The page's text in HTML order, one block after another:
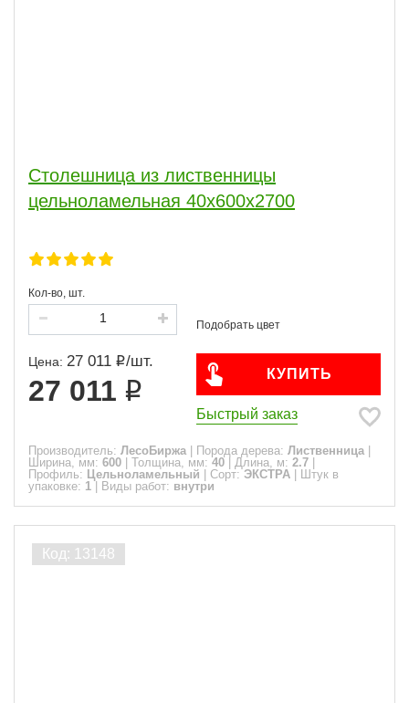
Столешница из лиственницы
цельноламельная 40х600х2700
Кол-во, шт.
Цена: 27 011 /шт.
27 011
КУПИТЬ
Быстрый заказ
Производитель: ЛесоБиржа Порода дерева: Лиственница
Ширина, мм: 600 Толщина, мм: 40 Длина, м: 2.7
Профиль: Цельноламельный Сорт: ЭКСТРА
Штук в
упаковке: 1 Виды работ: внутри